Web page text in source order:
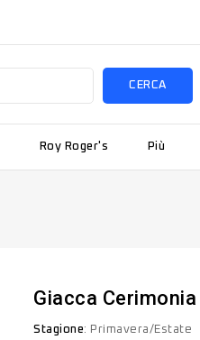
CERCA
Roy Roger's Più
Giacca
Stagione: Primavera/Estate